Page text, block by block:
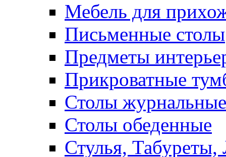
Мебель для
Письменные столы
Предметы
Прикроватные
Столы журнальные
Столы обеденные
Стулья, Табуреты,